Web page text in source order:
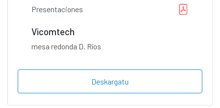
Presentaciones
Vicomtech
mesa redonda D. Ríos
Deskargatu